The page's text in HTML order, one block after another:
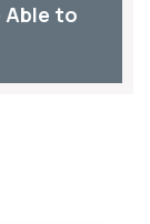
Able to